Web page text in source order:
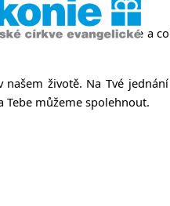
co s sebou neseme a
životě. Na Tvé
Tebe můžeme spolehnout.